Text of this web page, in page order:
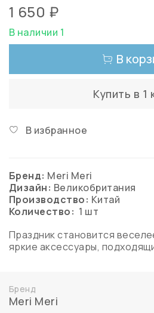
1 650 ₽
В наличии 1
В
Купить в 1
В избранное
Бренд: Meri Meri
Дизайн: Великобритания
Производство: Китай
Количество: 1 шт
Праздник становится
яркие аксессуары,
Бренд
Meri Meri